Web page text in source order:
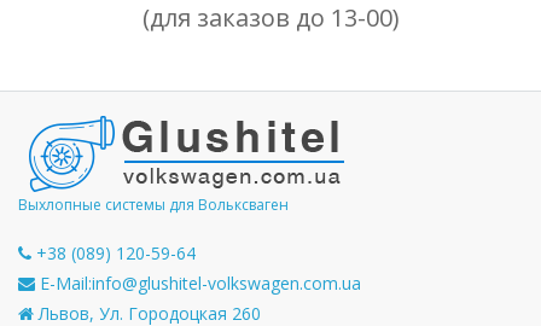
(для заказов до 13-00)
Выхлопные системы для Вольксваген
+38 (089) 120-59-64
E-Mail:info@glushitel-volkswagen.com.ua
Львов, Ул. Городоцкая 260